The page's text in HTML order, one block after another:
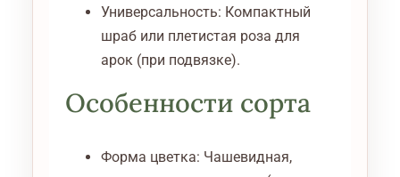
Универсальность: Компактный
шраб или плетистая роза для
арок (при подвязке).
Особенности сорта
Форма цветка: Чашевидная,